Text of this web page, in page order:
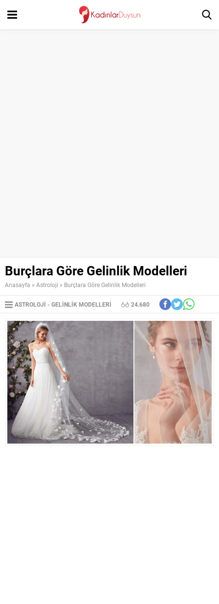
Burçlara Göre Gelinlik Modelleri
Anasayfa » Astroloji » Burçlara Göre Gelinlik Modelleri
ASTROLOJI GELINLIK MODELLERI 24.680